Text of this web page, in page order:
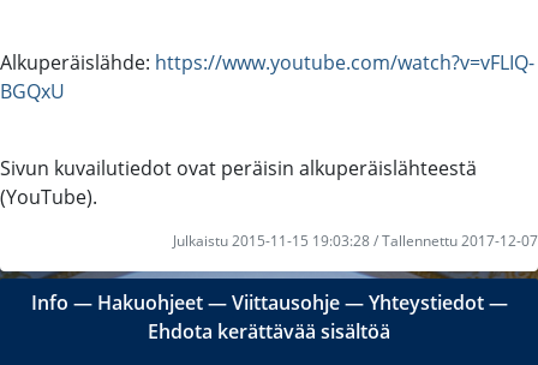
Alkuperäislähde: https://www.youtube.com/watch?v=vFLIQ-
BGQxU
Sivun kuvailutiedot ovat peräisin alkuperäislähteestä
(YouTube).
Julkaistu 2015-11-15 19:03:28 / Tallennettu 2017-12-07
Info ― Hakuohjeet―Viittausohje―Yhteystiedot―
Ehdota kerättävää sisältöä